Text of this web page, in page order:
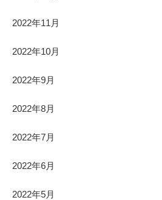
2022年11月
2022年10月
2022年9月
2022年8月
2022年7月
2022年6月
2022年5月